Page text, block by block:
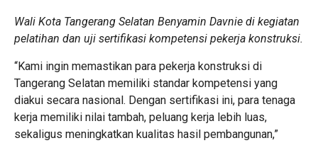
Wali Kota Tangerang Selatan Benyamin Davnie di kegiatan
pelatihan dan uji sertifikasi kompetensi pekerja konstruksi.
“Kami ingin memastikan para pekerja konstruksi di
Tangerang Selatan memiliki standar kompetensi yang
diakui secara nasional. Dengan sertifikasi ini, para tenaga
kerja memiliki nilai tambah, peluang kerja lebih luas,
sekaligus meningkatkan kualitas hasil pembangunan,”